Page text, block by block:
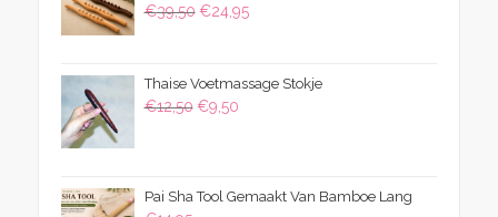
€39,50 Oorspronkelijke
€39,50.
€24,95Huidige
€24,95.
Thaise Voetmassage Stokje
€12,50 Oorspronkelijke
€9,50Huidige
Pai Sha Tool Gemaakt Van Bamboe Lang